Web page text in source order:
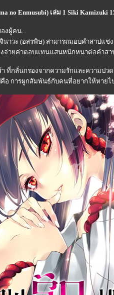
no Enmusubi) เล่ม 1 Siki Kamizuki
งผู้คน...
าวะ (อสรพิษ) สามารถมอบคำสาปแช่
งจ่ายค่าตอบแทนแสนหนักหนาต่อคำสา
า ที่กลั่นกรองจากความรักและความปว
อ การผูกสัมพันธ์กับคนที่อยากให้หายไ